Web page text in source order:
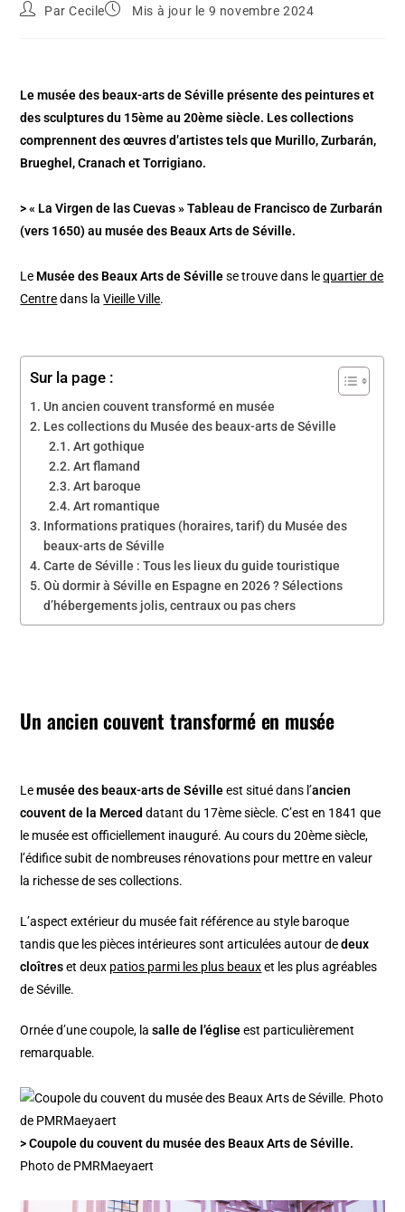
ParCecile Mis à jour le 9 novembre 2024
Le musée des beaux-arts de Séville présente des peintures et
des sculptures du 15ème au 20ème siècle. Les collections
comprennent des œuvres d’artistes tels que Murillo, Zurbarán,
Brueghel, Cranach et Torrigiano.
> « La Virgen de las Cuevas » Tableau de Francisco de Zurbarán
(vers 1650) au musée des Beaux Arts de Séville.
Le Musée des Beaux Arts de Sévillese trouve dans lequartier de
Centredans laVieille Ville.
Sur la page :
Un ancien couvent transformé en musée
Les collections du Musée des beaux-arts de Séville
Art gothique
Art flamand
Art baroque
Art romantique
Informations pratiques (horaires, tarif) du Musée des
beaux-arts de Séville
Carte de Séville : Tous les lieux du guide touristique
Où dormir à Séville en Espagne en 2026 ? Sélections
d’hébergements jolis, centraux ou pas chers
Un ancien couvent transformé en musée
Lemusée des beaux-arts de Sévilleest situé dans l’ancien
couvent de la Merced datant du 17ème siècle. C’est en 1841 que
le musée est officiellement inauguré. Au cours du 20ème siècle,
l’édifice subit de nombreuses rénovations pour mettre en valeur
la richesse de ses collections.
L’aspect extérieur du musée fait référence au style baroque
tandis que les pièces intérieures sont articulées autour dedeux
cloîtreset deux patios parmi les plus beauxet les plus agréables
de Séville.
Ornée d’une coupole, lasalle de l’égliseest particulièrement
remarquable.
> Coupole du couvent du musée des Beaux Arts de Séville.
Photo de PMRMaeyaert